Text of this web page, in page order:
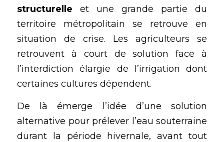
structurelle et une grande partie du
territoire métropolitain se retrouve en
situation de crise. Les agriculteurs se
retrouvent à court de solution face à
l’interdiction élargie de l’irrigation dont
certaines cultures dépendent.
De là émerge l’idée d’une solution
alternative pour prélever l’eau souterraine
durant la période hivernale, avant tout